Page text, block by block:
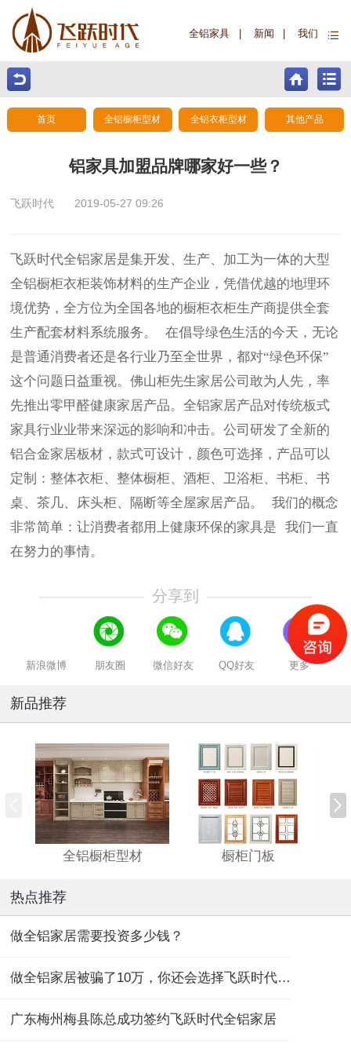
全铝家具 新闻 我们
首页 全铝橱柜型材 全铝衣柜型材 其他产品
铝家具加盟品牌哪家好一些？
飞跃时代 2019-05-27 09:26
飞跃时代全铝家居是集开发、生产、加工为一体的大型
全铝橱柜衣柜装饰材料的生产企业，凭借优越的地理环
境优势，全方位为全国各地的橱柜衣柜生产商提供全套
生产配套材料系统服务。 在倡导绿色生活的今天，无论
是普通消费者还是各行业乃至全世界，都对“绿色环保”
这个问题日益重视。佛山柜先生家居公司敢为人先，率
先推出零甲醛健康家居产品。全铝家居产品对传统板式
家具行业业带来深远的影响和冲击。公司研发了全新的
铝合金家居板材，款式可设计，颜色可选择，产品可以
定制：整体衣柜、整体橱柜、酒柜、卫浴柜、书柜、书
桌、茶几、床头柜、隔断等全屋家居产品。 我们的概念
非常简单：让消费者都用上健康环保的家具是 我们一直
在努力的事情。
分享到
新浪微博 朋友圈 微信好友 QQ好友 更多
新品推荐
全铝橱柜型材 橱柜门板
热点推荐
做全铝家居需要投资多少钱？
做全铝家居被骗了10万，你还会选择飞跃时代全铝家居吗？
广东梅州梅县陈总成功签约飞跃时代全铝家居